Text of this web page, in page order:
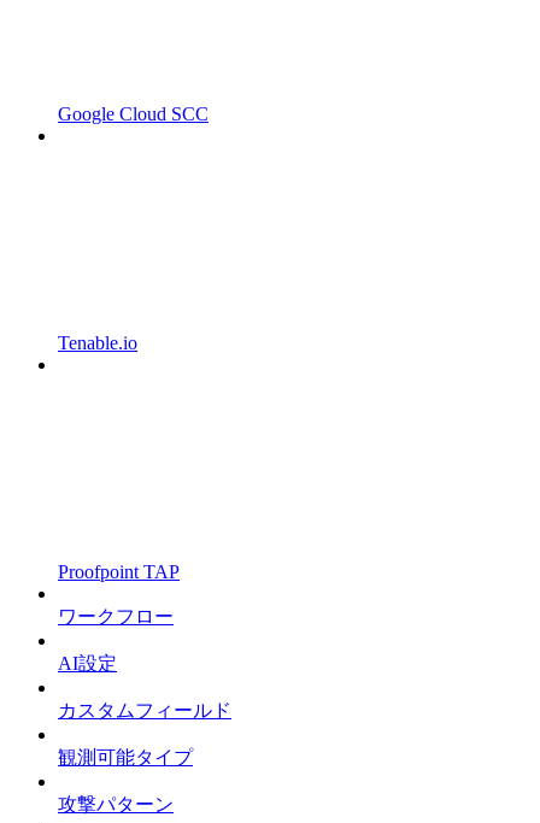
Google Cloud SCC
Tenable.io
Proofpoint TAP
ワークフロー
AI設定
カスタムフィールド
観測可能タイプ
攻撃パターン